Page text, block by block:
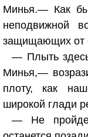
Минья.— Как
неподвижной
защищающих от
— Плыть
Минья,—
плоту, как
широкой глади
— Не